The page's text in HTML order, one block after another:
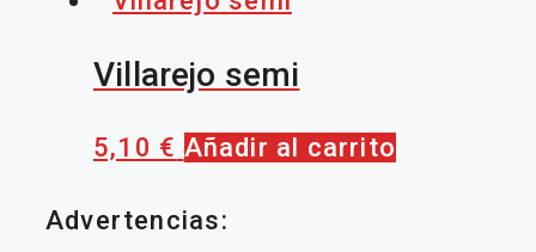
Villarejo semi
5,10 € Añadir al carrito
Advertencias: